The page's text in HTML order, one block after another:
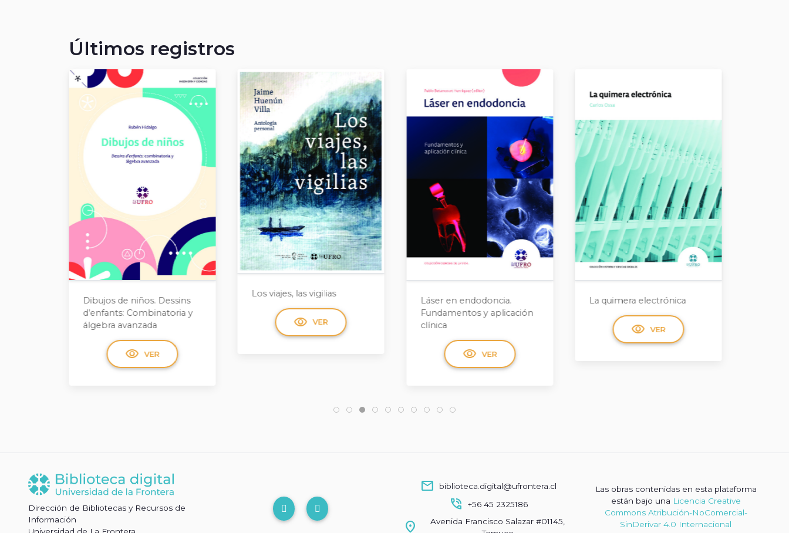
Últimos registros
visibility VER
Láser en endodoncia.
Fundamentos y aplicación
clínica
La quimera electrónica
La investigación cualitativa
aplicada al cuidado. Aportes
teóricos, metodológ ...
Dirección de Bibliotecas y Recursos de
Información
Universidad de La Frontera
mail biblioteca.digital@ufrontera.cl
phone_in_talk +56 45 2325186
location_on
Avenida Francisco Salazar #01145,
Las obras contenidas en esta plataforma
están bajo una Licencia Creative
Commons Atribución-NoComercial-
SinDerivar 4.0 Internacional